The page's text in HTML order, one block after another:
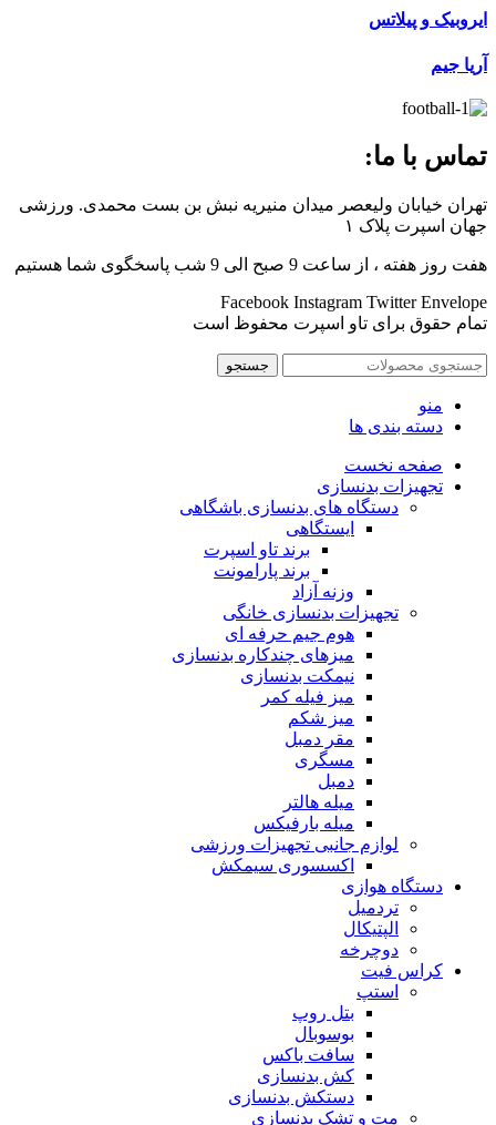
ایروبیک و پیلاتس
آریا جیم
تماس با ما:
تهران خیابان ولیعصر میدان منیریه نبش بن بست محمدی. ورزشی
جهان اسپرت پلاک ۱
هفت روز هفته ، از ساعت 9 صبح الی 9 شب پاسخگوی شما هستیم
Facebook Instagram Twitter Envelope
تمام حقوق برای تاو اسپرت محفوظ است
جستجو
منو
دسته بندی ها
صفحه نخست
تجهیزات بدنسازی
دستگاه های بدنسازی باشگاهی
ایستگاهی
برند تاو اسپرت
برند پارامونت
وزنه آزاد
تجهیزات بدنسازی خانگی
هوم جیم حرفه ای
میزهای چندکاره بدنسازی
نیمکت بدنسازی
میز فیله کمر
میز شکم
مقر دمبل
مسگری
دمبل
میله هالتر
میله بارفیکس
لوازم جانبی تجهیزات ورزشی
اکسسوری سیمکش
دستگاه هوازی
تردمیل
الپتیکال
دوچرخه
کراس فیت
استپ
بتل روپ
بوسوبال
سافت باکس
کش بدنسازی
دستکش بدنسازی
مت و تشک بدنسازی